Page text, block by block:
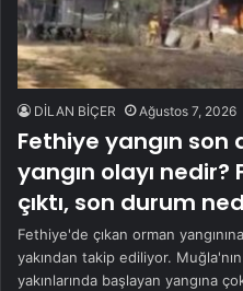
DİLAN BİÇER Ağustos 7, 2026
Fethiye yangın son
yangın olayı nedir?
çıktı, son durum
Fethiye'de çıkan orman
yakından takip ediliyor.
yakınlarında başlayan yangına